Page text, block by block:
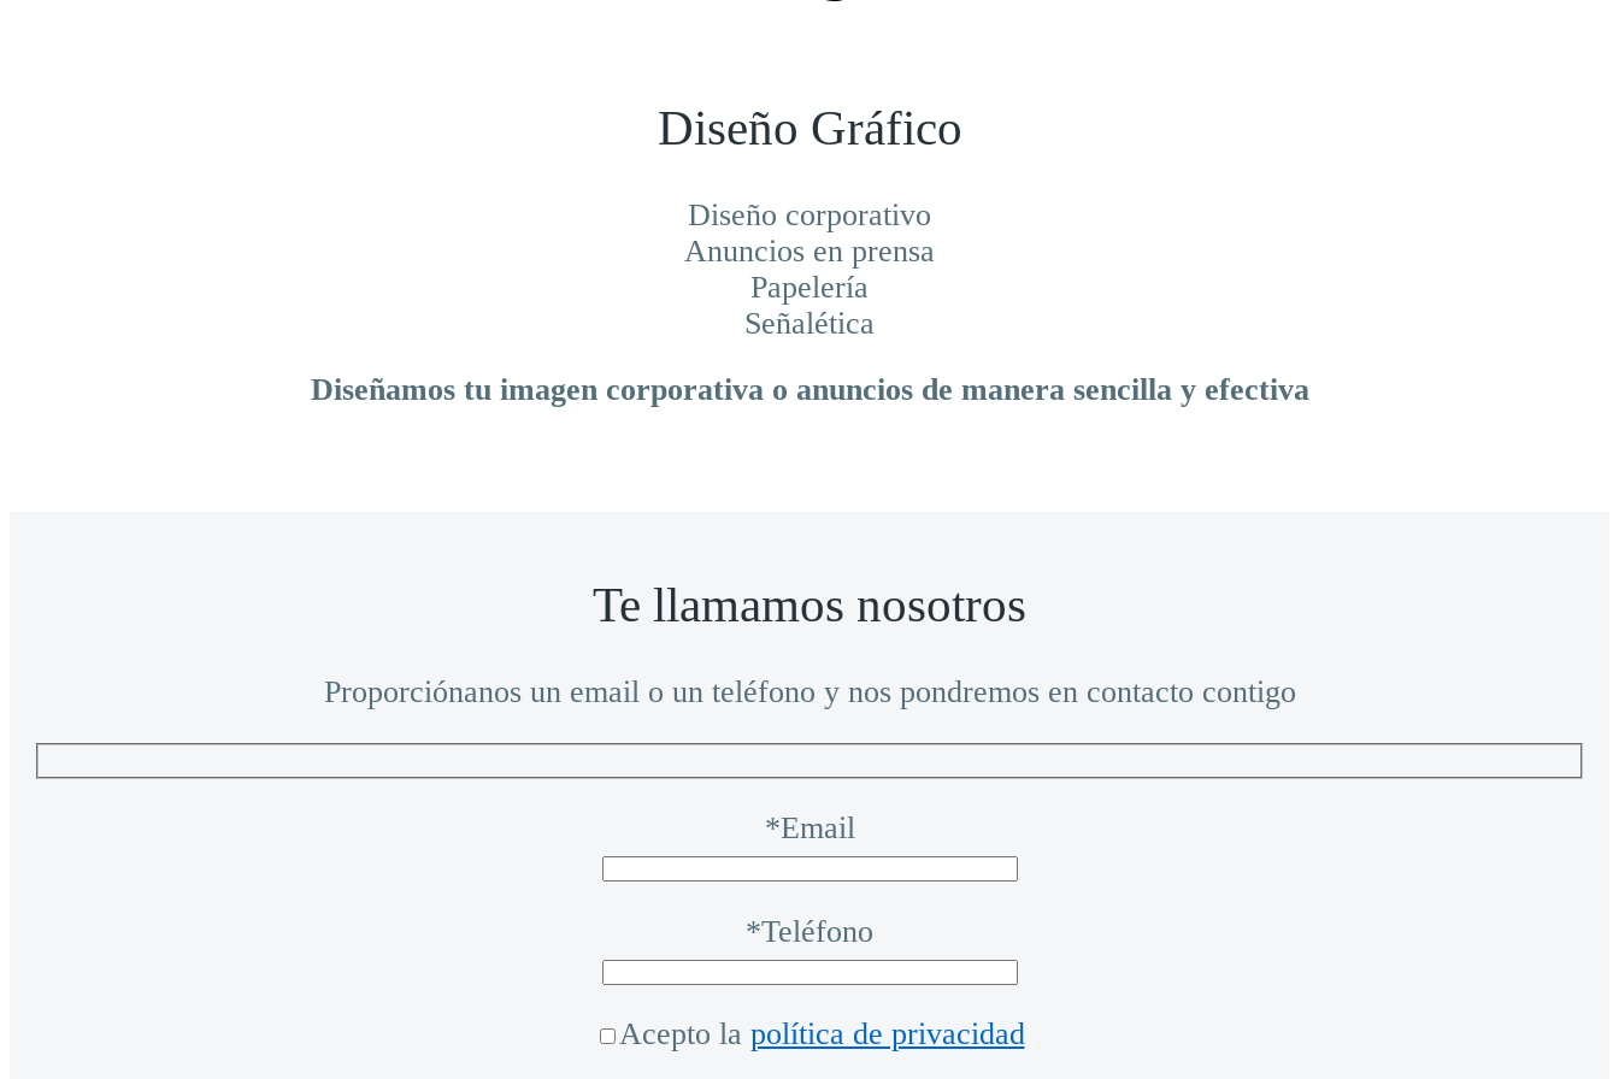
Diseño Gráfico
Diseño corporativo
Anuncios en prensa
Papelería
Señalética
Diseñamos tu imagen corporativa o anuncios de manera sencilla y efectiva
Te llamamos nosotros
Proporciónanos un email o un teléfono y nos pondremos en contacto contigo
*Email
*Teléfono
Acepto la política de privacidad